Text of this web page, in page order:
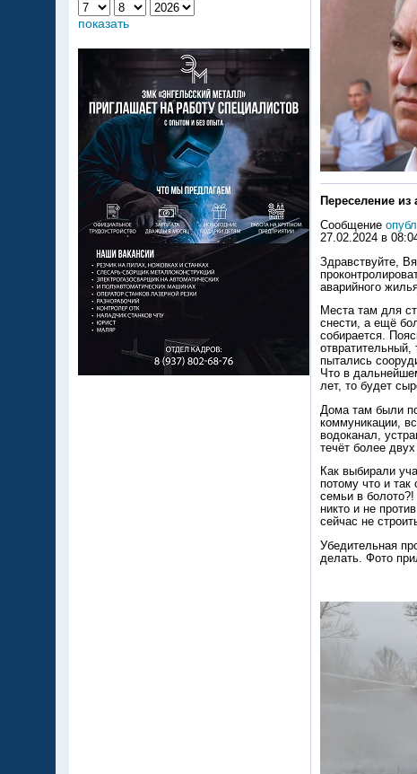
Переселение из
Сообщение
27.02.2024 в
Здравствуйте,
аварийного
Места там для
снести, а ещё
собирается.
отвратительный,
пытались
Что в
лет, то будет
Дома там были
коммуникации,
водоканал,
течёт более двух
Как выбирали
потому что и так
семьи в
никто и не
сейчас не
Убедительная
делать. Фото
С
показать